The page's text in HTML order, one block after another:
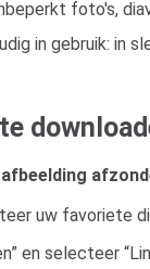
foto's,
in gebruik: in
uw favoriete
en selecteer